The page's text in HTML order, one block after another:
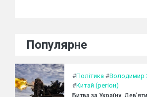
Популярне
#Політика #Володимир
#Китай (регіон)